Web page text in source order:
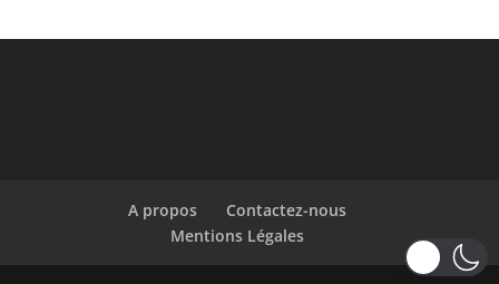
A propos
Contactez-nous
Mentions Légales